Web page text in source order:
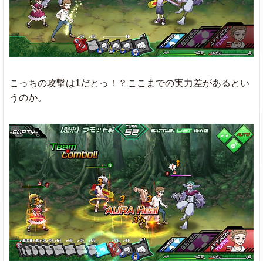
こっちの攻撃は1だとっ！？ここまでの実力差があるとい
うのか。